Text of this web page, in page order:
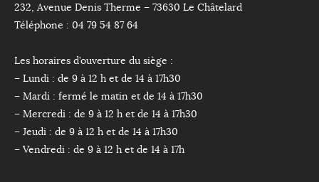
232, Avenue Denis Therme – 73630 Le Châtelard
Téléphone : 04 79 54 87 64
Les horaires d’ouverture du siège :
– Lundi : de 9 à 12 h et de 14 à 17h30
– Mardi : fermé le matin et de 14 à 17h30
– Mercredi : de 9 à 12 h et de 14 à 17h30
– Jeudi : de 9 à 12 h et de 14 à 17h30
– Vendredi : de 9 à 12 h et de 14 à 17h